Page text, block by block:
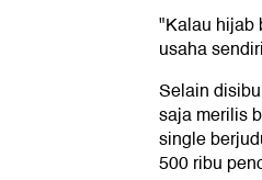
"Kalau hijab
usaha
Selain
saja merilis
single
500 ribu